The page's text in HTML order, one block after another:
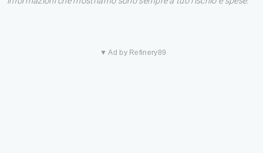
▼ Ad by Refinery89